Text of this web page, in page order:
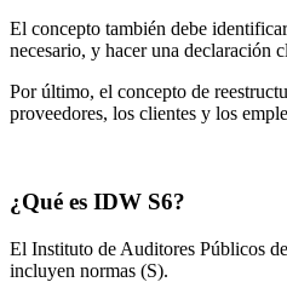
El concepto también debe
necesario, y hacer una declaración
Por último, el concepto de
proveedores, los clientes y los
¿Qué es IDW S6?
El Instituto de Auditores Públicos
incluyen normas (S).